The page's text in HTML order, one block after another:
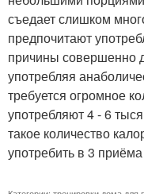
съедает слишком
предпочитают
причины совершенно
употребляя
требуется огромное
употребляют 4 - 6
такое количество
употребить в 3